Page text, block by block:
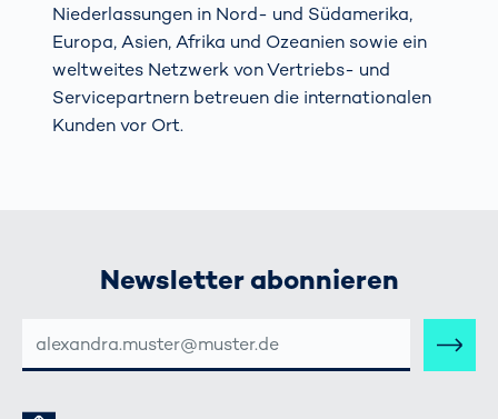
Niederlassungen in Nord- und Südamerika,
Europa, Asien, Afrika und Ozeanien sowie ein
weltweites Netzwerk von Vertriebs- und
Servicepartnern betreuen die internationalen
Kunden vor Ort.
Newsletter abonnieren
MAIL-
ADRESSE